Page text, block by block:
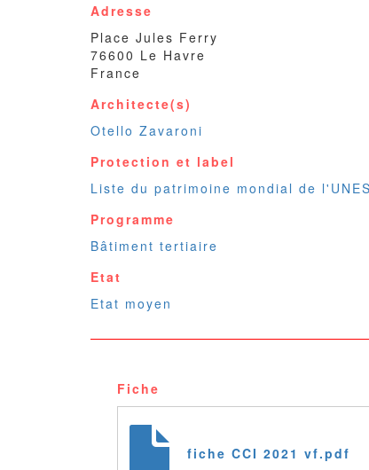
Adresse
Place Jules Ferry
76600 Le Havre
France
Architecte(s)
Otello Zavaroni
Protection et label
Liste du patrimoine mondial de
Programme
Bâtiment tertiaire
Etat
Etat moyen
Fiche
fiche CCI 2021 vf.pdf